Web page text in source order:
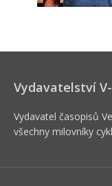
Vydavatelství V-
Vydavatel časopisů
všechny milovníky